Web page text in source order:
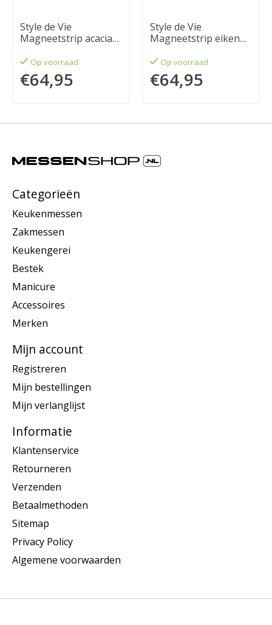
Style de Vie
Magneetstrip acacia
Op voorraad
€64,95
Style de Vie
Magneetstrip eiken
Op voorraad
€64,95
Categorieën
Keukenmessen
Zakmessen
Keukengerei
Bestek
Manicure
Accessoires
Merken
Mijn account
Registreren
Mijn bestellingen
Mijn verlanglijst
Informatie
Klantenservice
Retourneren
Verzenden
Betaalmethoden
Sitemap
Privacy Policy
Algemene voorwaarden